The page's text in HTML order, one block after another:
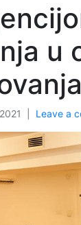
u
Leave a